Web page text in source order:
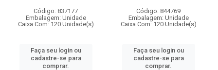
Código: 837177
Embalagem: Unidade
Caixa Com: 120 Unidade(s)
Faça seu login ou
cadastre-se para
comprar.
Código: 844769
Embalagem: Unidade
Caixa Com: 120 Unidade(s)
Faça seu login ou
cadastre-se para
comprar.